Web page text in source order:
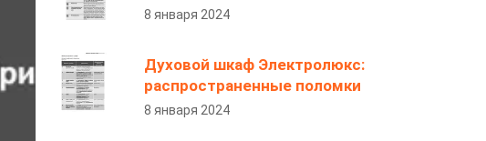
8 января 2024
Духовой шкаф Электролюкс:
распространенные поломки
8 января 2024